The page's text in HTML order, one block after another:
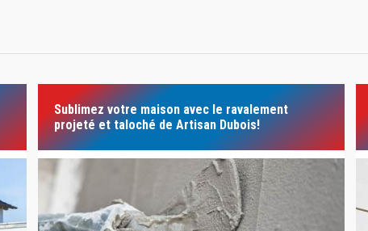
Sublimez votre maison avec le ravalement
projeté et taloché de Artisan Dubois!